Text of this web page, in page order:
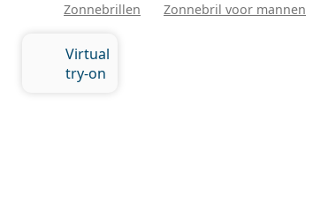
Zonnebrillen Zonnebril voor mannen
Virtual
try-on